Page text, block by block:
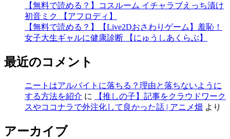
【無料で読める？】コスルーム イチャラブえっち漬け
初音ミク 【アフロディ】
【無料で読める？】【Live2Dおさわりゲーム】羞恥！
女子大生ギャルに健康診断 【にゅうしあくらぶ】
最近のコメント
ニートはアルバイトに落ちる？理由と落ちないように
する方法を紹介 に
【推しの子】記事をクラウドワーク
スやココナラで外注化して良かった話 | アニメ畑 より
アーカイブ